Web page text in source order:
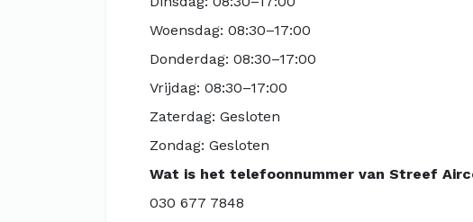
Woensdag: 08:30–17:00
Donderdag: 08:30–17:00
Vrijdag: 08:30–17:00
Zaterdag: Gesloten
Zondag: Gesloten
Wat is het telefoonnummer van Streef
030 677 7848